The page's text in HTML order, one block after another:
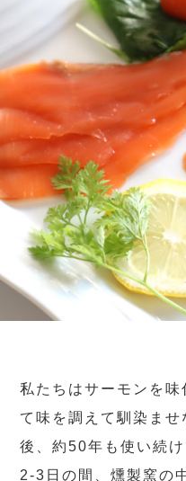
私たちはサーモンを
て味を調えて馴染ま
後、約50年も使い続
2-3日の間、燻製窯の